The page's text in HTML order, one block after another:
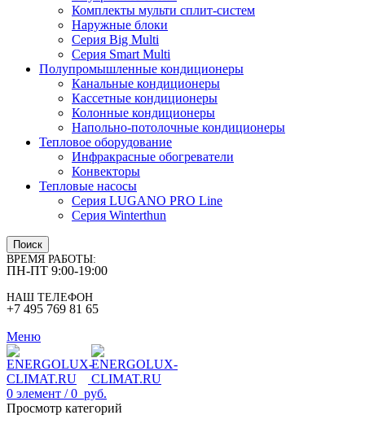
Комплекты мульти сплит-систем
Наружные блоки
Серия Big Multi
Серия Smart Multi
Полупромышленные кондиционеры
Канальные кондиционеры
Кассетные кондиционеры
Колонные кондиционеры
Напольно-потолочные кондиционеры
Тепловое оборудование
Инфракрасные обогреватели
Конвекторы
Тепловые насосы
Серия LUGANO PRO Line
Серия Winterthun
Поиск
ВРЕМЯ РАБОТЫ:
ПН-ПТ 9:00-19:00
НАШ ТЕЛЕФОН
+7 495 769 81 65
Меню
0 элемент / 0 руб.
Просмотр категорий